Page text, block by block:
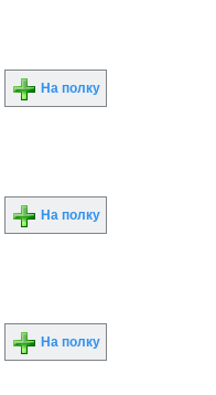
На полку
На полку
На полку